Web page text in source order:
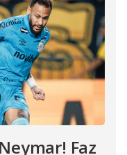
Faz